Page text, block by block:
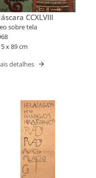
CCXLVIII
sobre tela
x 89 cm
detalhes